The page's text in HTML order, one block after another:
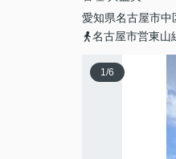
愛知県名古屋市中
名古屋市営東山
1/6